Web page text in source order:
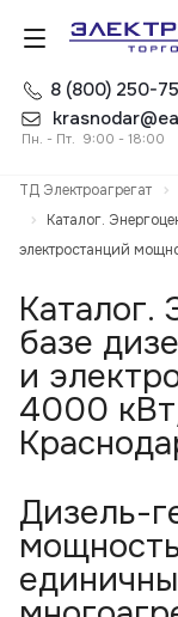
8 (800) 250-
Пн. - Пт. 9:00 - 18:00
ТД Электроагрегат
Каталог.
электростанций
Каталог.
базе
и
4000
Дизель-